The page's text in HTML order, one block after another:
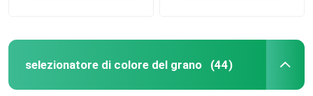
selezionatore di colore del grano (44)